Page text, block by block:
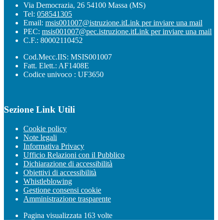
Via Democrazia, 26 54100 Massa (MS)
Tel: 058541305
Email: msis001007@istruzione.itLink per inviare una mail
PEC: msis001007@pec.istruzione.itLink per inviare una mail
C.F.: 80002110452
Cod.Mecc.IIS: MSIS001007
Fatt. Elett.: AF1408E
Codice univoco : UF3650
Sezione Link Utili
Cookie policy
Note legali
Informativa Privacy
Ufficio Relazioni con il Pubblico
Dichiarazione di accessibilità
Obiettivi di accessibilità
Whistleblowing
Gestione consensi cookie
Amministrazione trasparente
Pagina visualizzata 163 volte